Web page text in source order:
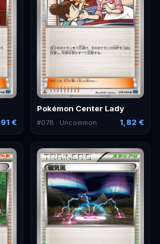
€
Pokémon Center Lady
#078 · Uncommon 1,82 €